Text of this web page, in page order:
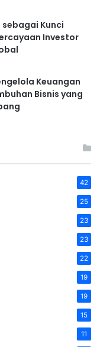
Kunci
Investor
Keuangan
Bisnis yang
42
25
23
23
22
19
19
15
11